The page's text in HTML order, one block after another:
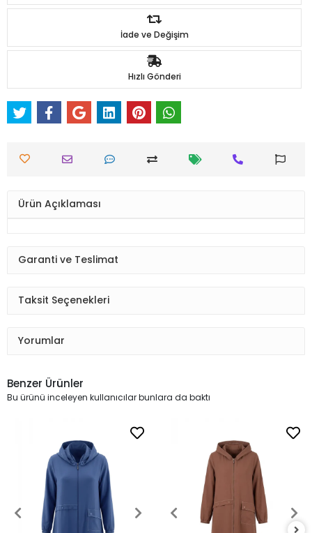
İade ve Değişim
Hızlı Gönderi
Ürün Açıklaması
Garanti ve Teslimat
Taksit Seçenekleri
Yorumlar
Benzer Ürünler
Bu ürünü inceleyen kullanıcılar bunlara da baktı